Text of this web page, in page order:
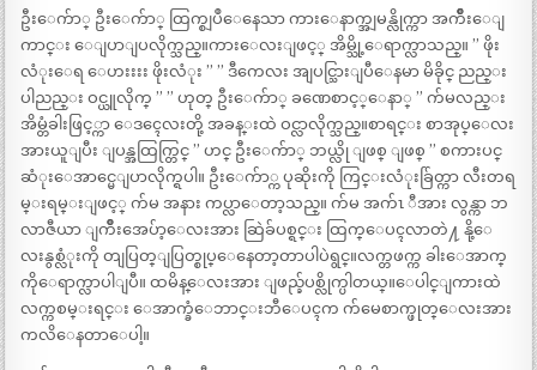
ဦးေက်ာ္ ဦးေက်ာ္ ထြက္စျပဳေနေသာ ကားေနာက္အျမန္လိုက္ကာ အက်ိဳးေျ
ကာင္း ေျပာျပလိုက္သည္။ကားေလးျဖင့္ အိမ္သို့ေရာက္လာသည္။ ” ဖိုး
လံုးေရ ေဟးးးး ဖိုးလံုး ” ” ဒီကေလး အျပင္သြားျပီေနမာ မိခိုင္ ညည္း
ပါညည္း ဝင္ယူလိုက္ ” ” ဟုတ္ ဦးေက်ာ္ ခဏေစာင့္ေနာ္ ” က်မလည္း
အိမ္တံခါးဖြင့္ကာ ေဒၚေလးတို့ အခန္းထဲ ဝင္လာလိုက္သည္။စာရင္း စာအုပ္ေလး
အားယူျပီး ျပန္အထြက္တြင္ ” ဟင္ ဦးေက်ာ္ ဘယ္လို ျဖစ္ ျဖစ္ ” စကားပင္
ဆံုးေအာင္မေျပာလိုက္ရပါ။ ဦးေက်ာ္က ပုဆိုးကို ကြင္းလံုးခ်ြတ္ကာ လီးတရ
မ္းရမ္းျဖင့္ က်မ အနား ကပ္လာေတာ့သည္။ က်မ အက်ၤ ီအား လွန္ကာ ဘ
လာဇီယာ ျကိဳးအေပ်ာ့ေလးအား ဆြဲခ်ပစ္ရင္း ထြက္ေပၚလာတဲ႔ နို့ေ
လးနွစ္လံုးကို တျပြတ္ျပြတ္စုပ္ေနေတာ့တာပါပဲရွင္။လက္တဖက္က ခါးေအာက္
ကိုေရာက္လာပါျပီ။ ထမိန္ေလးအား ျဖည္ခ်ပစ္လိုက္ပါတယ္။ေပါင္ျကားထဲ
လက္ကစမ္းရင္း ေအာက္ခံေဘာင္းဘီေပၚက က်မေစာက္ဖုတ္ေလးအား
ကလိေနတာေပါ့။